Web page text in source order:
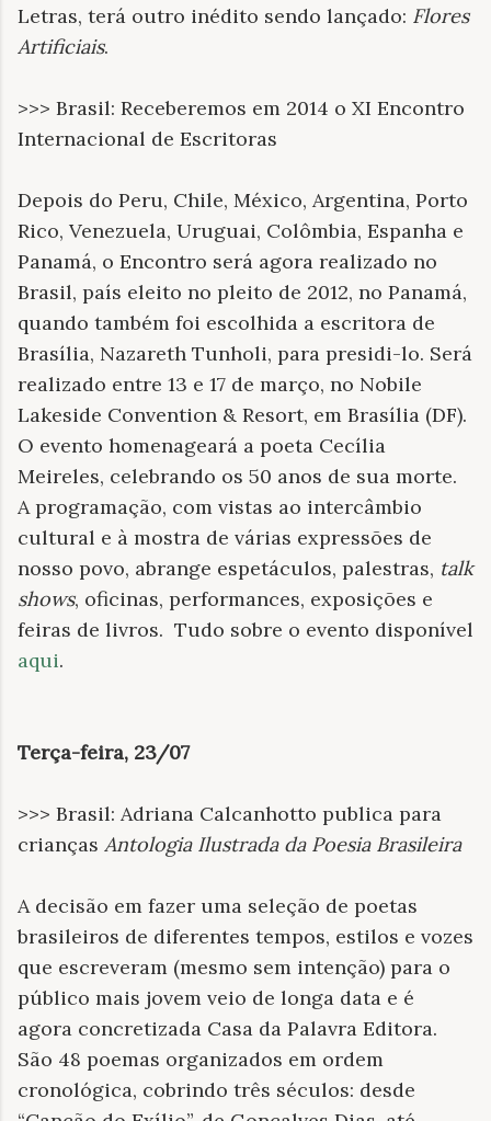
Letras, terá outro inédito sendo lançado: Flores
Artificiais.
>>> Brasil: Receberemos em 2014 o XI Encontro
Internacional de Escritoras
Depois do Peru, Chile, México, Argentina, Porto
Rico, Venezuela, Uruguai, Colômbia, Espanha e
Panamá, o Encontro será agora realizado no
Brasil, país eleito no pleito de 2012, no Panamá,
quando também foi escolhida a escritora de
Brasília, Nazareth Tunholi, para presidi-lo. Será
realizado entre 13 e 17 de março, no Nobile
Lakeside Convention & Resort, em Brasília (DF).
O evento homenageará a poeta Cecília
Meireles, celebrando os 50 anos de sua morte.
A programação, com vistas ao intercâmbio
cultural e à mostra de várias expressões de
nosso povo, abrange espetáculos, palestras, talk
shows, oficinas, performances, exposições e
feiras de livros. Tudo sobre o evento disponível
aqui.
Terça-feira, 23/07
>>> Brasil: Adriana Calcanhotto publica para
crianças Antologia Ilustrada da Poesia Brasileira
A decisão em fazer uma seleção de poetas
brasileiros de diferentes tempos, estilos e vozes
que escreveram (mesmo sem intenção) para o
público mais jovem veio de longa data e é
agora concretizada Casa da Palavra Editora.
São 48 poemas organizados em ordem
cronológica, cobrindo três séculos: desde